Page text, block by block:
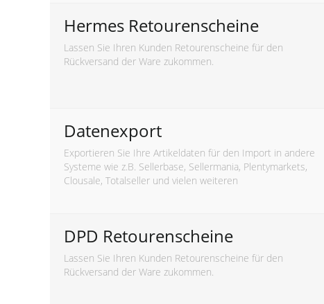
Hermes Retourenscheine
Lassen Sie Ihren Kunden Retourenscheine für den
Rückversand der Ware zukommen.
Datenexport
Exportieren Sie Ihre Artikeldaten für den Import in andere
Systeme wie z.B. Sellerbase, Sellermania, Plentymarkets,
Clousale, Totalseller und vielen weiteren
DPD Retourenscheine
Lassen Sie Ihren Kunden Retourenscheine für den
Rückversand der Ware zukommen.